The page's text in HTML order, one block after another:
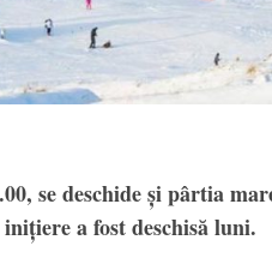
se deschide și pârtia
a fost deschisă luni.